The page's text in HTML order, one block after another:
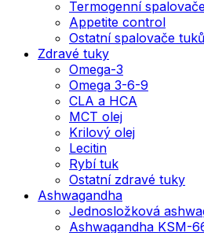
Termogenní
Appetite control
Ostatní spalovače tuků
Zdravé tuky
Omega-3
Omega 3-6-9
CLA a HCA
MCT olej
Krilový olej
Lecitin
Rybí tuk
Ostatní zdravé tuky
Ashwagandha
Jednosložková
Ashwagandha KSM-